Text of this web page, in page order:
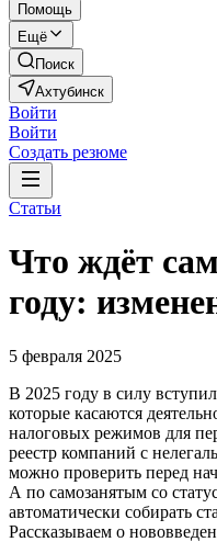
Помощь
Ещё
Поиск
Ахтубинск
Войти
Войти
Создать резюме
Статьи
Что ждёт
году:
5 февраля 2025
В 2025 году в силу
которые касаются
налоговых режимов для
реестр компаний с
можно проверить перед
А по самозанятым со
автоматически собирать
Рассказываем о